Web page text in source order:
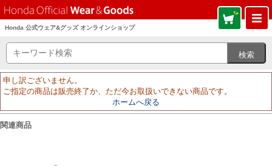
Honda 公式ウェア&グッズ オンラインショップ
申し訳ございません。
ご指定の商品は販売終了か、ただ今お取扱いできない商品です。
ホームへ戻る
関連商品